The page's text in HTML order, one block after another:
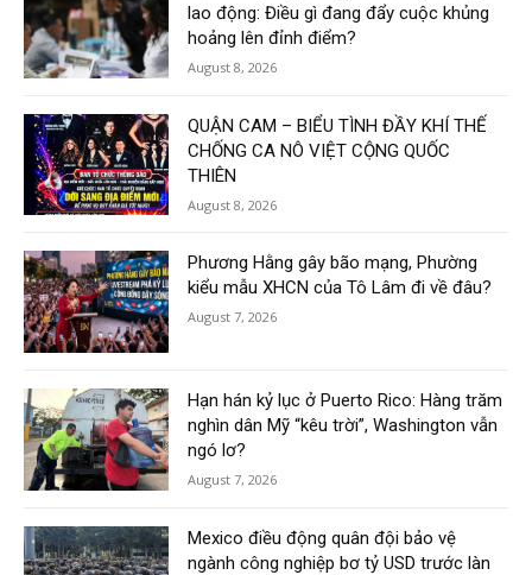
lao động: Điều gì đang đẩy cuộc khủng
hoảng lên đỉnh điểm?
August 8, 2026
QUẬN CAM – BIỂU TÌNH ĐẦY KHÍ THẾ
CHỐNG CA NÔ VIỆT CỘNG QUỐC
THIÊN
August 8, 2026
Phương Hằng gây bão mạng, Phường
kiểu mẫu XHCN của Tô Lâm đi về đâu?
August 7, 2026
Hạn hán kỷ lục ở Puerto Rico: Hàng trăm
nghìn dân Mỹ “kêu trời”, Washington vẫn
ngó lơ?
August 7, 2026
Mexico điều động quân đội bảo vệ
ngành công nghiệp bơ tỷ USD trước làn